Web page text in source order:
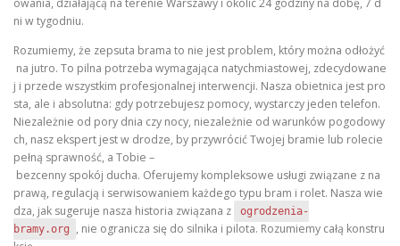
owania, działającą na terenie Warszawy i okolic 24 godziny na dobę, 7 d
ni w tygodniu.
Rozumiemy, że zepsuta brama to nie jest problem, który można odłożyć
na jutro. To pilna potrzeba wymagająca natychmiastowej, zdecydowane
j i przede wszystkim profesjonalnej interwencji. Nasza obietnica jest pro
sta, ale i absolutna: gdy potrzebujesz pomocy, wystarczy jeden telefon.
Niezależnie od pory dnia czy nocy, niezależnie od warunków pogodowy
ch, nasz ekspert jest w drodze, by przywrócić Twojej bramie lub rolecie
pełną sprawność, a Tobie –
bezcenny spokój ducha. Oferujemy kompleksowe usługi związane z na
prawą, regulacją i serwisowaniem każdego typu bram i rolet. Nasza wie
dza, jak sugeruje nasza historia związana z
ogrodzenia-
bramy.org
, nie ogranicza się do silnika i pilota. Rozumiemy całą konstru